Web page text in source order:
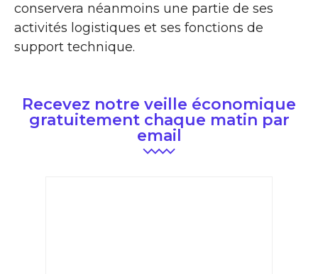
conservera néanmoins une partie de ses
activités logistiques et ses fonctions de
support technique.
Recevez notre veille économique
gratuitement chaque matin par
email